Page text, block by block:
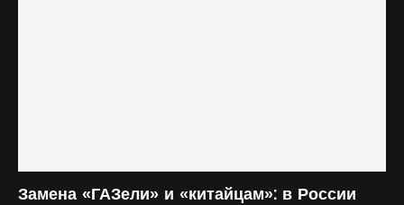
Замена «ГАЗели» и «китайцам»: в России